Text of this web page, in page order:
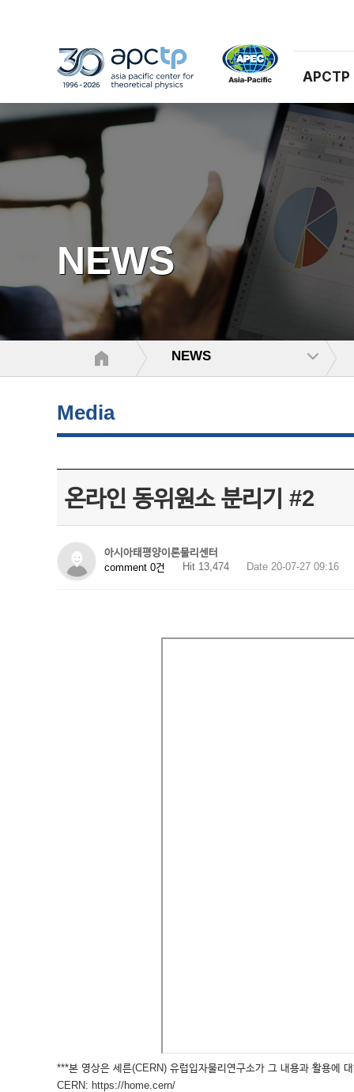
APCTP
NEWS
NEWS
Media
온라인 동위원소 분리기 #2
아시아태평양이론물리센터
comment 0건
Hit 13,474 Date 20-07-27 09:16
***본 영상은 세른(CERN) 유럽입자물리연구소가 그 내용과 활용에
CERN: https://home.cern/